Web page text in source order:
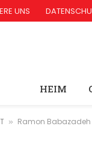
UNS
HEIM
» Ramon Babazadeh